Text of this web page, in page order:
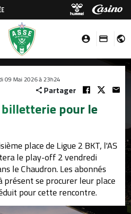
09 Mai 2026 à 23h24
Partager
pour le
place de Ligue 2 BKT, l'AS
le play-off 2 vendredi
le Chaudron. Les abonnés
présent se procurer leur place
pour cette rencontre.